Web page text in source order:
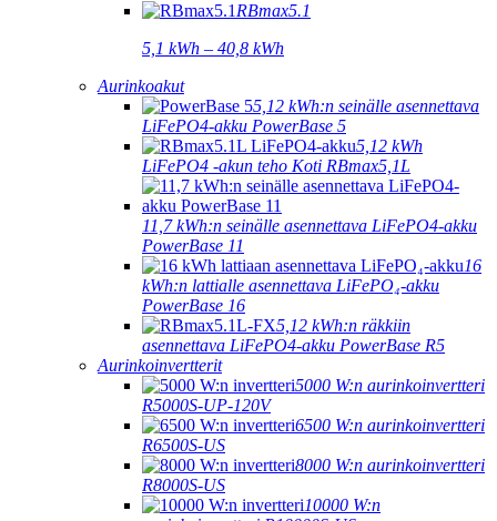
RBmax5.1
5,1 kWh – 40,8 kWh
Aurinkoakut
5,12 kWh:n seinälle asennettava
LiFePO4-akku PowerBase 5
5,12 kWh
LiFePO4 -akun teho Koti RBmax5,1L
11,7 kWh:n seinälle asennettava LiFePO4-akku
PowerBase 11
16
kWh:n lattialle asennettava LiFePO₄-akku
PowerBase 16
5,12 kWh:n räkkiin
asennettava LiFePO4-akku PowerBase R5
Aurinkoinvertterit
5000 W:n aurinkoinvertteri
R5000S-UP-120V
6500 W:n aurinkoinvertteri
R6500S-US
8000 W:n aurinkoinvertteri
R8000S-US
10000 W:n